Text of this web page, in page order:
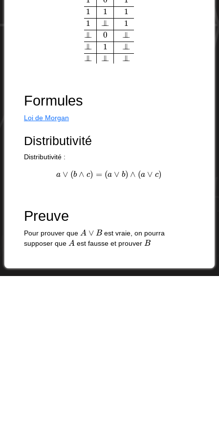
Formules
Loi de Morgan
Distributivité
Distributivité :
a∨ (b ∧c (a∨ b )∧ (a ∨c )
Preuve
Pour prouver que A∨ B
est vraie, on pourra
supposer que Aest fausse et prouver B